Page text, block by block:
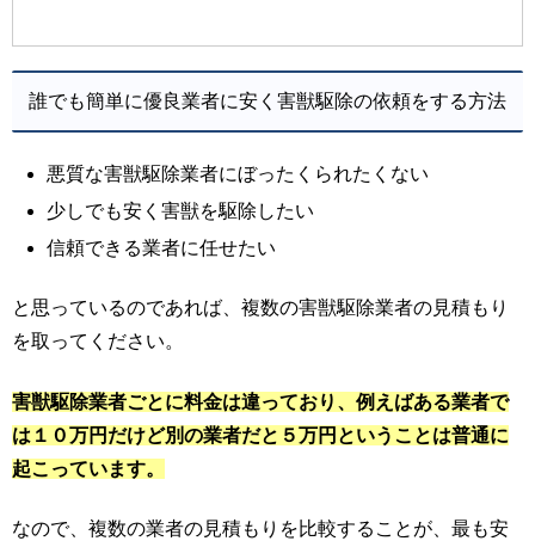
誰でも簡単に優良業者に安く害獣駆除の依頼をする方法
悪質な害獣駆除業者にぼったくられたくない
少しでも安く害獣を駆除したい
信頼できる業者に任せたい
と思っているのであれば、複数の害獣駆除業者の見積もり
を取ってください。
害獣駆除業者ごとに料金は違っており、例えばある業者で
は１０万円だけど別の業者だと５万円ということは普通に
起こっています。
なので、複数の業者の見積もりを比較することが、最も安